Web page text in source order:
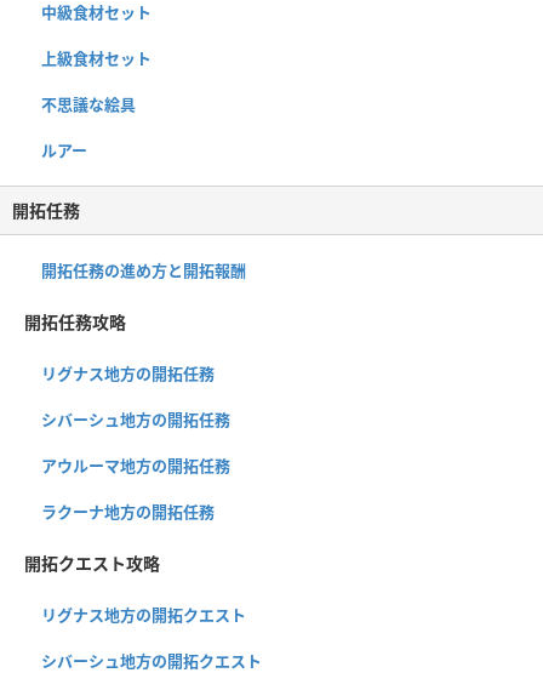
中級食材セット
上級食材セット
不思議な絵具
ルアー
開拓任務
開拓任務の進め方と開拓報酬
開拓任務攻略
リグナス地方の開拓任務
シバーシュ地方の開拓任務
アウルーマ地方の開拓任務
ラクーナ地方の開拓任務
開拓クエスト攻略
リグナス地方の開拓クエスト
シバーシュ地方の開拓クエスト